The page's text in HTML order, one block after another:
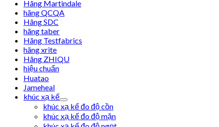
Hãng Martindale
hãng QCQA
Hãng SDC
hãng taber
Hãng Testfabrics
hãng xrite
Hãng ZHIQU
hiệu chuẩn
Huatao
Jameheal
khúc xạ kế
khúc xạ kế đo độ cồn
khúc xạ kế đo độ mặn